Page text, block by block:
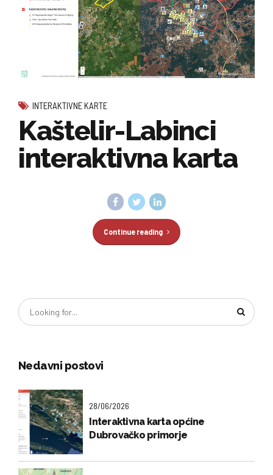
INTERAKTIVNE KARTE
Kaštelir-Labinci
interaktivna karta
Continue reading
Nedavni postovi
28/06/2026
Interaktivna karta općine
Dubrovačko primorje